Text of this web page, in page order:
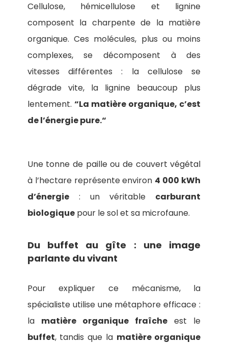
Cellulose, hémicellulose et lignine
composent la charpente de la matière
organique. Ces molécules, plus ou moins
complexes, se décomposent à des
vitesses différentes : la cellulose se
dégrade vite, la lignine beaucoup plus
lentement. “La matière organique, c’est
de l’énergie pure.“
Une tonne de paille ou de couvert végétal
à l’hectare représente environ 4 000 kWh
d’énergie: un véritable carburant
biologiquepour le sol et sa microfaune.
Du buffet au gîte : une image
parlante du vivant
Pour expliquer ce mécanisme, la
spécialiste utilise une métaphore efficace :
la matière organique fraîche est le
buffet, tandis que la matière organique